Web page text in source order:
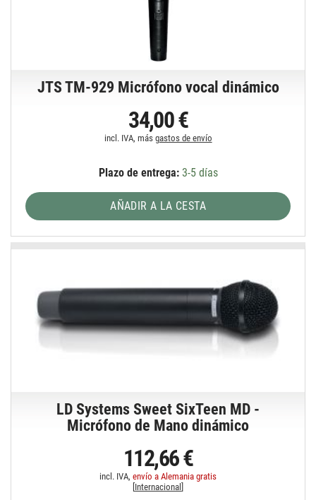
JTS TM-929 Micrófono vocal dinámico
34,00 €
incl. IVA, más gastos de envío
Plazo de entrega:3-5 días
AÑADIR A LA CESTA
LD Systems Sweet SixTeen MD -
Micrófono de Mano dinámico
112,66 €
incl. IVA,envío a Alemania gratis
Internacional